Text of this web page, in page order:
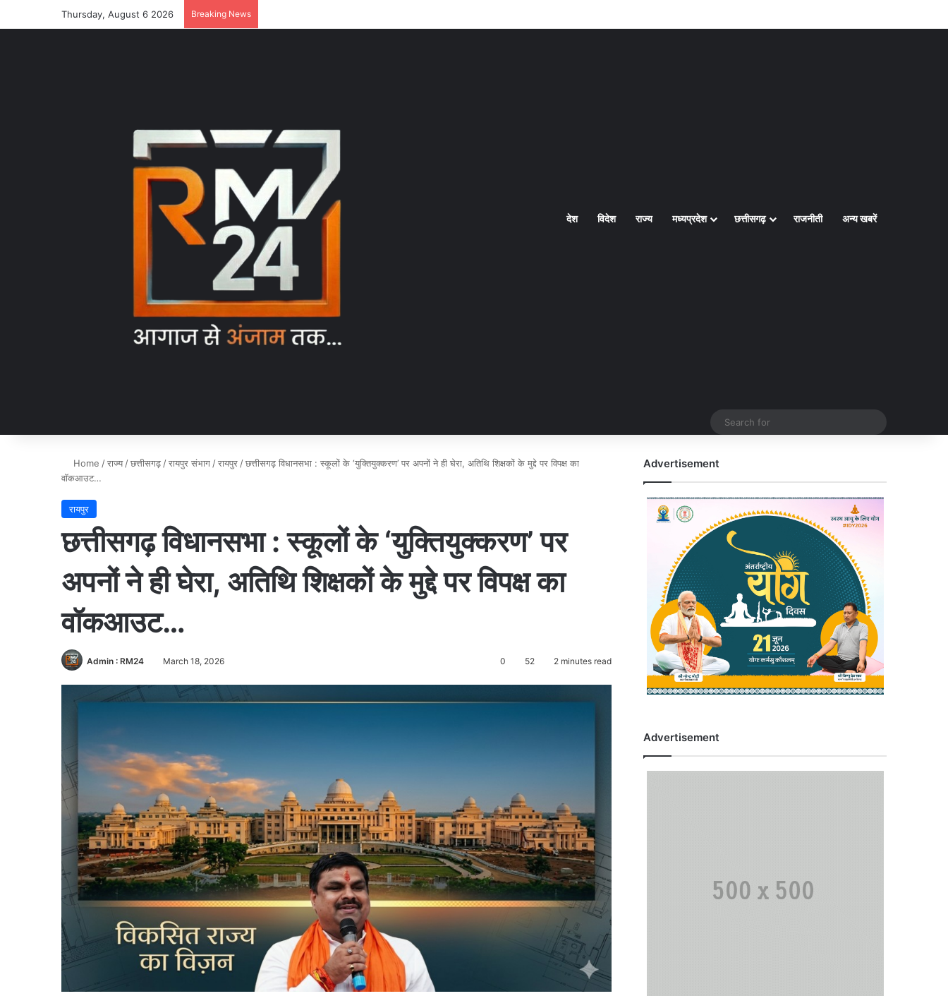
Thursday, August 6 2026 Breaking News
Homeदेश विदेश राज्य मध्यप्रदेश छत्तीसगढ़ राजनीती अन्य खबरें
Home /राज्य /छत्तीसगढ़ /रायपुर संभाग /रायपुर /छत्तीसगढ़ विधानसभा : स्कूलों के ‘युक्तियुक्करण’ पर अपनों ने ही घेरा, अतिथि शिक्षकों के मुद्दे पर विपक्ष का
वॉकआउट…
रायपुर
छत्तीसगढ़ विधानसभा : स्कूलों के ‘युक्तियुक्करण’ पर
अपनों ने ही घेरा, अतिथि शिक्षकों के मुद्दे पर विपक्ष का
वॉकआउट…
Admin : RM24 March 18, 2026 0 52 2 minutes read
Advertisement
Advertisement